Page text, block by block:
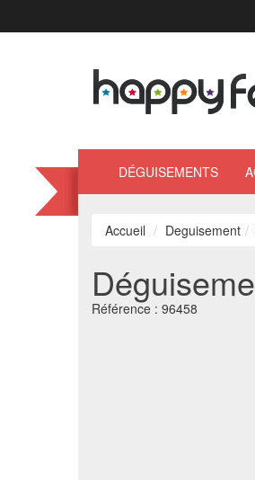
DÉGUISEMENTS
Accueil Deguisement
Référence : 96458